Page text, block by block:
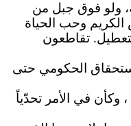
ولو فوق جبل من
الكريم وحب الحياة
تقاطعون
الحكومي حتى
وكأن في الأمر تحدّياً